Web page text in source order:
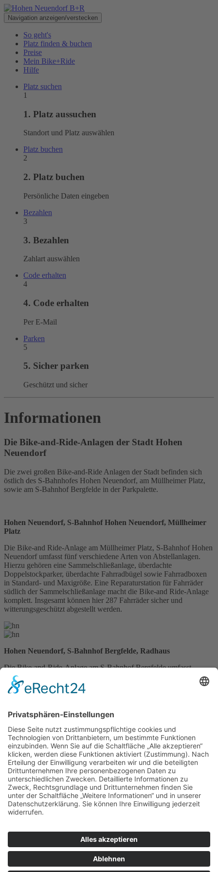
Navigation anzeigen/verstecken
So geht's
Platz finden & buchen
Preise
Mein Bike+Ride
Hilfe
Platz suchen
1
1. Platz aussuchen
Standort und Platz auswählen
Platz buchen
2
2. Platz buchen
Persönliche Daten eingeben
Bezahlen
3
3. Bezahlen
Zahlart auswählen
Code erhalten
4
4. Code erhalten
Per E-Mail
Parken
5
5. Sicher parken
Geschützt und sicher
Informationen
Die Bike-and-Ride-Anlagen der Stadt Hohen
Neuendorf
Die zwei großen Bike-and-Ride Anlagen der Stadt befinden sich
östlich des S-Bahnhofes Hohen Neuendorf, am Müllheimer Platz,
sowie am S-Bahnhof Bergfelde in der Parkpalette.
Hohen Neuendorf, S-Bahnhof Hohen Neuendorf, Müllheimer
Platz
Die Bike-and Ride-Anlage am Müllheimer Platz, S-Bahnhof Hohen
Neuendorf umfasst fünf verschiedene Arten von Abstellanlagen.
Hierzu gehören eine Sammelschließanlage, überdachte
Doppelstockparker, überdachte Fahrradbügel sowie Fahrradboxen
in Standard- und Maxigröße. Eine Reparaturstation für Fahrräder
südlich der Sammelschließanlage macht die Bike-and Ride-Anlage
komplett. Insgesamt können hier 287 Fahrräder sicher und
witterungsgeschützt abgestellt werden.
Hohen Neuendorf, S-Bahnhof Bergfelde, Radhaus
Die Bike-and-Ride-Anlage am S-Bahnhof Bergfelde umfasst
zahlreiche überdachte Fahrradbügel und überdachte
Doppelstockparker im Außenbereich sowie eine geschlossene
Sammelschließanlage mit Fahrradbügeln für insgesamt 58 Fahrräder
Mit der Hohen Neuendorf Bike and Ride App können die
Stellplätze in den Sammelschließanlagen in Hohen Neuendorf und
Bergfelde und die Fahrradboxen in Hohen Neuendorf ganz einfach
gebucht und genutzt werden.
Download Hohen Neuendorf Bike and Ride App über:
Datenschutzerklärung